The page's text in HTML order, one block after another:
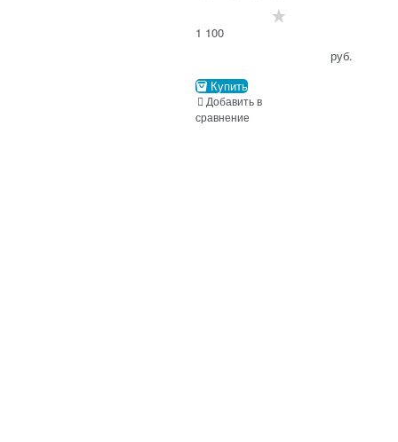
1 100
                                      руб.
Купить
Добавить в
сравнение